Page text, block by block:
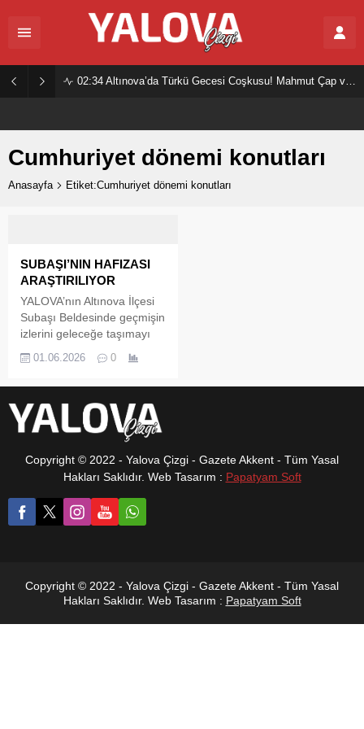
02:34 Altınova’da Türkü Gecesi Coşkusu! Mahmut Çap ve Ekibi Vatandaşları Buluşturdu
Cumhuriyet dönemi konutları
Anasayfa Etiket:Cumhuriyet dönemi konutları
SUBAŞI’NIN HAFIZASI
ARAŞTIRILIYOR
YALOVA’nın Altınova İlçesi
Subaşı Beldesinde geçmişin
izlerini geleceğe taşımayı
çalışma başlatıldı. Subaşı
yılında göçmenler için inşa
edilen Cumhuriyet dönemi
kuruluşundan 1960’lı yıllara
kadar uzanan yerleşim
sürecinin detaylı şekilde
araştırılacağını açıkladı.
01.06.2026 0
Copyright © 2022 - Yalova Çizgi - Gazete Akkent - Tüm Yasal
Hakları Saklıdır. Web Tasarım : Papatyam Soft
Copyright © 2022 - Yalova Çizgi - Gazete Akkent - Tüm Yasal
Hakları Saklıdır. Web Tasarım : Papatyam Soft